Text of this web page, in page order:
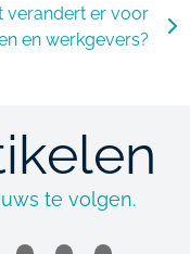
verandert er voor
en werkgevers?
te volgen.